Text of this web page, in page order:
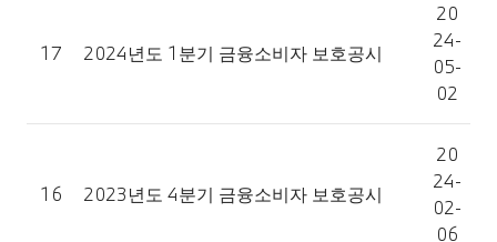
17 2024년도 1분기 금융소비자 보호공시
20
24-
05-
02
16 2023년도 4분기 금융소비자 보호공시
20
24-
02-
06